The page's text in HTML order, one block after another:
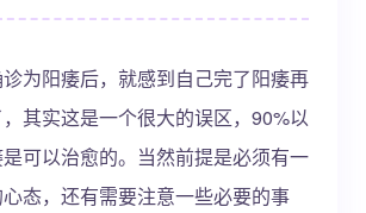
为阳痿后，就感到自己完了阳痿再
其实这是一个很大的误区，90%以
可以治愈的。当然前提是必须有一
态，还有需要注意一些必要的事